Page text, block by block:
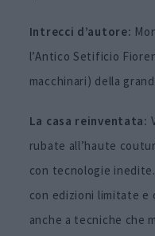
Intrecci d’autore:
l’Antico Setificio
macchinari) della
La casa reinventata:
rubate all’haute
con tecnologie
con edizioni limitate e
anche a tecniche che